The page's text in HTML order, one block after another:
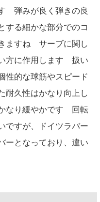
弾みが良く弾きの良
する細かな部分でのコ
ますね サーブに関し
方に作用します 扱い
性的な球筋やスピード
久性はかなり向上し
なり緩やかです 回転
ですが、ドイツラバー
ーとなっており、違い